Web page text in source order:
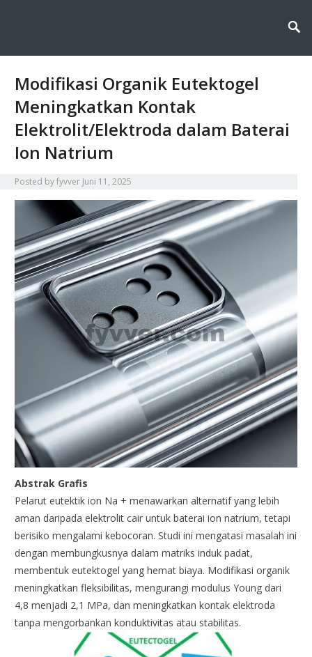
Fyvver: Inovasi dan Edukasi di
Bidang Kimia Lingkungan
Modifikasi Organik Eutektogel
Meningkatkan Kontak
Elektrolit/Elektroda dalam Baterai
Ion Natrium
Posted byfyvver Juni 11, 2025
Abstrak Grafis
Pelarut eutektik ion Na + menawarkan alternatif yang lebih
aman daripada elektrolit cair untuk baterai ion natrium, tetapi
berisiko mengalami kebocoran. Studi ini mengatasi masalah ini
dengan membungkusnya dalam matriks induk padat,
membentuk eutektogel yang hemat biaya. Modifikasi organik
meningkatkan fleksibilitas, mengurangi modulus Young dari
4,8 menjadi 2,1 MPa, dan meningkatkan kontak elektroda
tanpa mengorbankan konduktivitas atau stabilitas.